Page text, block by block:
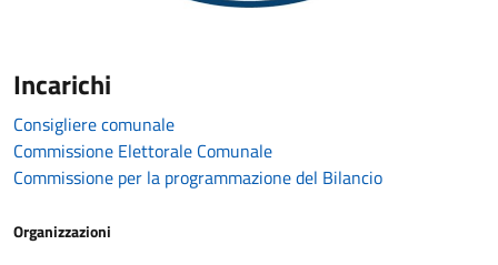
Incarichi
Consigliere comunale
Commissione Elettorale Comunale
Commissione per la programmazione del Bilancio
Organizzazioni